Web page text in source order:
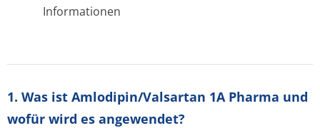
Informationen
1. Was ist Amlodipin/Valsartan 1A Pharma und
wofür wird es angewendet?